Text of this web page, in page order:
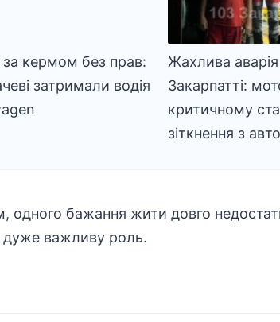
за кермом без прав:
затримали водія
Жахлива
Закарпатті:
критичному
зіткнення з авто
одного бажання жити довго
дуже важливу роль.